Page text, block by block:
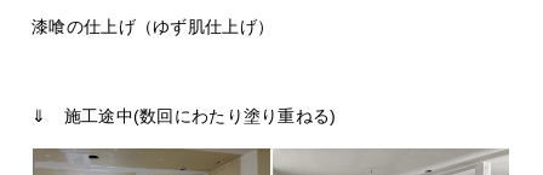
漆喰の仕上げ（ゆず肌仕上げ）
⇓ 施工途中(数回にわたり塗り重ねる)